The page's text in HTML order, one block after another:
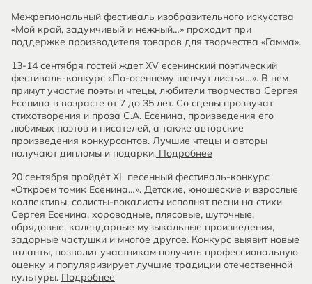
Межрегиональный фестиваль изобразительного искусства
«Мой край, задумчивый и нежный…» проходит при
поддержке производителя товаров для творчества «Гамма».
13-14 сентября гостей ждет XV есенинский поэтический
фестиваль-конкурс «По-осеннему шепчут листья…». В нем
примут участие поэты и чтецы, любители творчества Сергея
Есенина в возрасте от 7 до 35 лет. Со сцены прозвучат
стихотворения и проза С.А. Есенина, произведения его
любимых поэтов и писателей, а также авторские
произведения конкурсантов. Лучшие чтецы и авторы
получают дипломы и подарки. Подробнее
20 сентября пройдёт XI песенный фестиваль-конкурс
«Откроем томик Есенина…». Детские, юношеские и взрослые
коллективы, солисты-вокалисты исполнят песни на стихи
Сергея Есенина, хороводные, плясовые, шуточные,
обрядовые, календарные музыкальные произведения,
задорные частушки и многое другое. Конкурс выявит новые
таланты, позволит участникам получить профессиональную
оценку и​ популяризирует​ лучшие традиции отечественной
культуры. Подробнее